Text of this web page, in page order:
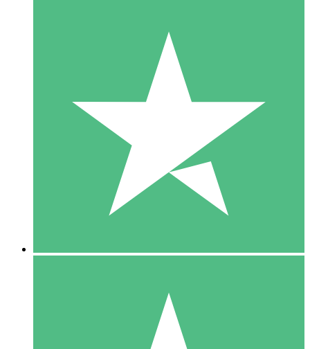
Individuele Creditpakketten
Betaal per gebruik met downloadtegoeden. Geen maandelijkse
1000
10 Downloaden
20 00